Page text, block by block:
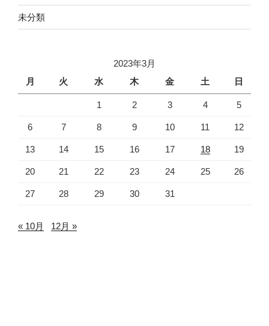
未分類
2023年3月
月
火 水 木 金 土 日
1 2 3 4 5
6 7 8 9 10 11 12
13 14 15 16 17 18 19
20 21 22 23 24 25 26
27 28 29 30 31
« 10月 12月 »